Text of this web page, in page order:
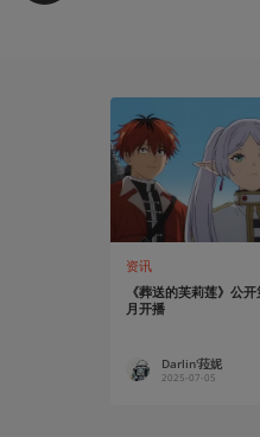
资讯
《葬送的芙莉莲》公
月开播
Darlin'菈妮
2025-07-05